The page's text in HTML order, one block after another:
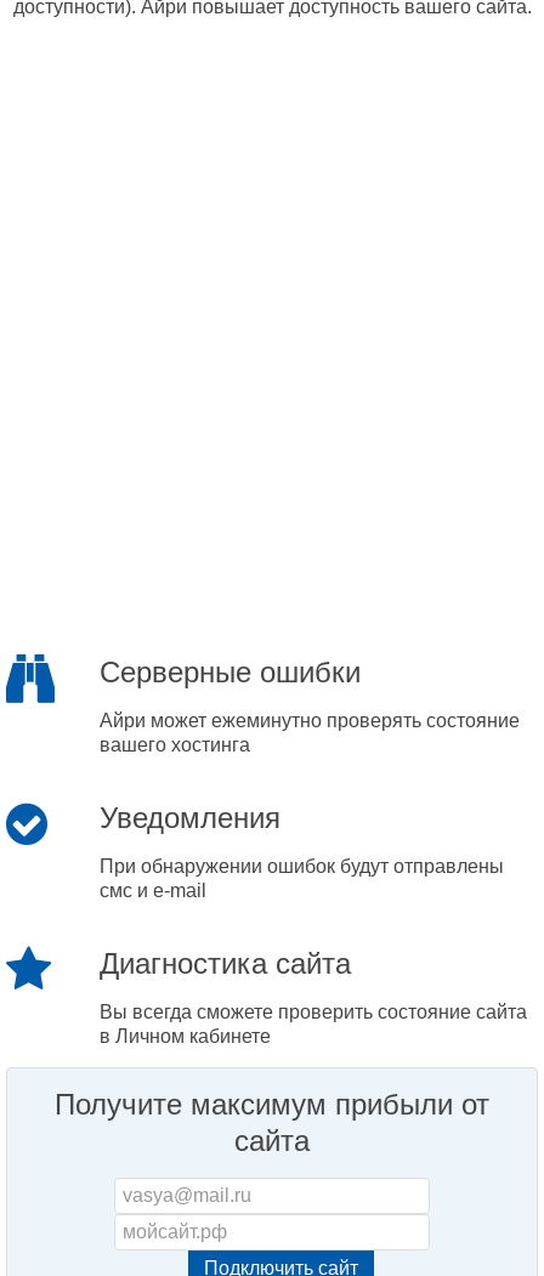
доступности). Айри повышает доступность вашего сайта.
Серверные ошибки
Айри может ежеминутно проверять состояние
вашего хостинга
Уведомления
При обнаружении ошибок будут отправлены
смс и e-mail
Диагностика сайта
Вы всегда сможете проверить состояние сайта
в Личном кабинете
Получите максимум прибыли от
сайта